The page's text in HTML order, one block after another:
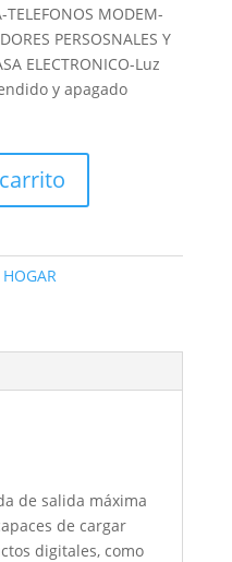
TELEFONOS MODEM-
PERSOSNALES Y
ELECTRONICO-Luz
y apagado
de salida máxima
de cargar
digitales, como